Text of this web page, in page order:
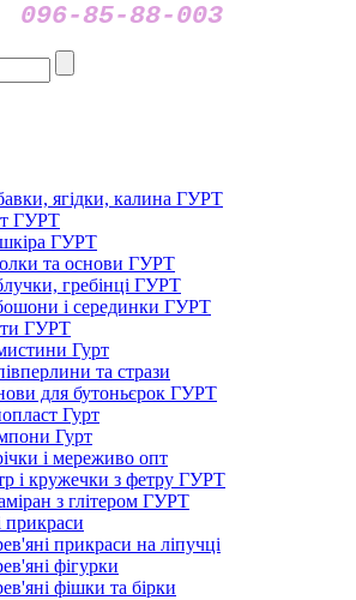
096-85-88-003
ягідки, калина ГУРТ
ГУРТ
ГУРТ
та основи ГУРТ
гребінці ГУРТ
і серединки ГУРТ
ГУРТ
Гурт
та стрази
для бутоньєрок ГУРТ
Гурт
Гурт
і мереживо опт
і кружечки з фетру ГУРТ
з глітером ГУРТ
прикраси
прикраси на ліпучці
фігурки
фішки та бірки